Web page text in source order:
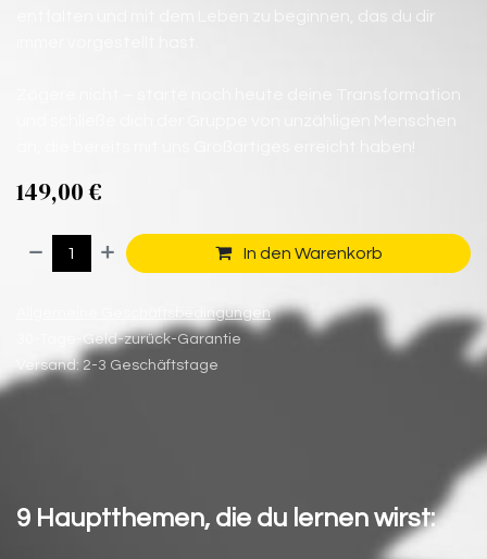
entfalten und mit dem Leben zu beginnen, das du dir
149,00€
In den Warenkorb
Allgemeine Geschäftsbedingungen
30-Tage-Geld-zurück-Garantie
Versand: 2-3 Geschäftstage
9 Hauptthemen, die du lernen wirst: